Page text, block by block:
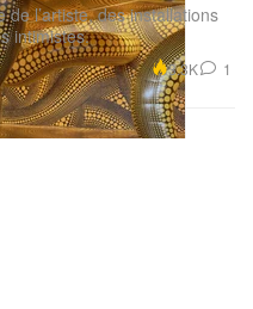
de l’artiste, des installations
intimistes.
3.3K 1